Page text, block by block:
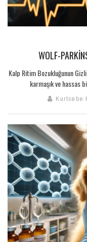
WOLF-
Kalp Ritim Bozukluğunun
karmaşık ve hassas
Kurtcebe